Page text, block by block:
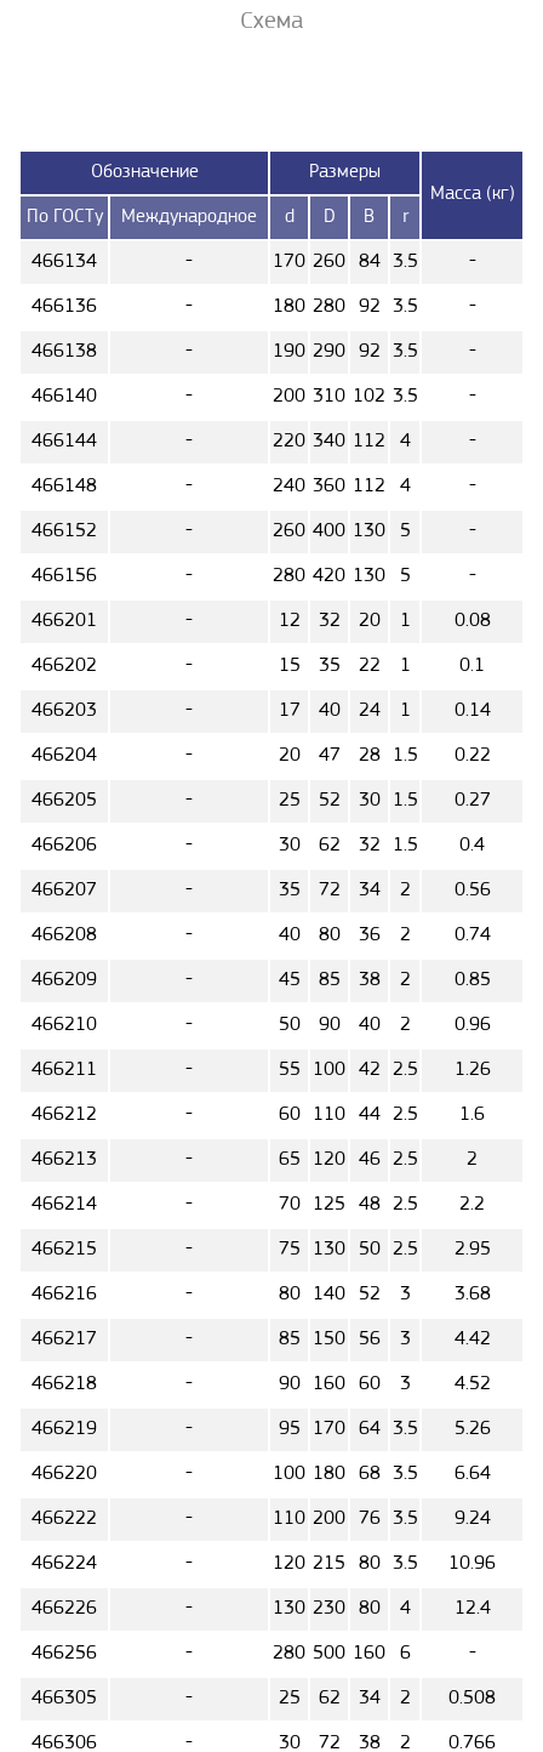
Схема
Обозначение
Размеры
Масса (кг)
По ГОСТу
Международное d D B r
466134 - 170 260 84 3.5 -
466136 - 180 280 92 3.5 -
466138 - 190 290 92 3.5 -
466140 - 200 310 102 3.5 -
466144 - 220 340 112 4 -
466148 - 240 360 112 4 -
466152 - 260 400 130 5 -
466156 - 280 420 130 5 -
466201 - 12 32 20 1 0.08
466202 - 15 35 22 1 0.1
466203 - 17 40 24 1 0.14
466204 - 20 47 28 1.5 0.22
466205 - 25 52 30 1.5 0.27
466206 - 30 62 32 1.5 0.4
466207 - 35 72 34 2 0.56
466208 - 40 80 36 2 0.74
466209 - 45 85 38 2 0.85
466210 - 50 90 40 2 0.96
466211 - 55 100 42 2.5 1.26
466212 - 60 110 44 2.5 1.6
466213 - 65 120 46 2.5 2
466214 - 70 125 48 2.5 2.2
466215 - 75 130 50 2.5 2.95
466216 - 80 140 52 3 3.68
466217 - 85 150 56 3 4.42
466218 - 90 160 60 3 4.52
466219 - 95 170 64 3.5 5.26
466220 - 100 180 68 3.5 6.64
466222 - 110 200 76 3.5 9.24
466224 - 120 215 80 3.5 10.96
466226 - 130 230 80 4 12.4
466256 - 280 500 160 6 -
466305 - 25 62 34 2 0.508
466306 - 30 72 38 2 0.766